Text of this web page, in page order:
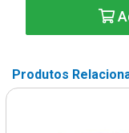
Produtos